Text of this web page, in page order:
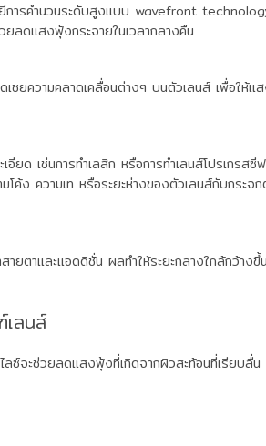
ยีการคำนวนระดับสูงแบบ wavefront
ลดแสงฟุ้งกระจายในเวลากลางคืน
เชยความคลาดเคลื่อนต่างๆ บนตัวเลนส์ เพื่อให้
ยด เช่นการทำเลสิก หรือการทำเลนส์โปรเกรสซี
ค้ง ความเท หรือระยะห่างของตัวเลนส์กับกระจ
ายตาและแอดดิชั่น ผลทำให้ระยะกลางใกล้กว้าง
ลนส์
ซ์จะช่วยลดแสงฟุ้งที่เกิดจากผิวสะท้อนที่เรียบลื่